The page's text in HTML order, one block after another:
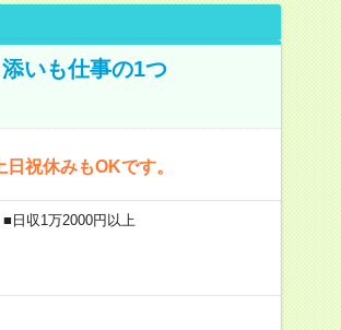
いも仕事の1つ
祝休みもOKです。
収1万2000円以上